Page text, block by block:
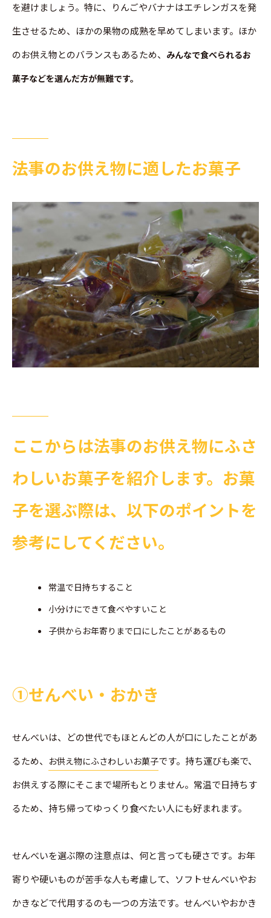
を避けましょう。特に、りんごやバナナはエチレンガスを発
生させるため、ほかの果物の成熟を早めてしまいます。ほか
のお供え物とのバランスもあるため、 みんなで食べられるお
菓子などを選んだ方が無難です。
法事のお供え物に適したお菓子
ここからは法事のお供え物にふさ
わしいお菓子を紹介します。お菓
子を選ぶ際は、以下のポイントを
参考にしてください。
常温で日持ちすること
小分けにできて食べやすいこと
子供からお年寄りまで口にしたことがあるもの
➀せんべい・おかき
せんべいは、どの世代でもほとんどの人が口にしたことがあ
るため、
お供え物にふさわしいお菓子です。持ち運びも楽で、
お供えする際にそこまで場所もとりません。常温で日持ちす
るため、持ち帰ってゆっくり食べたい人にも好まれます。
せんべいを選ぶ際の注意点は、何と言っても硬さです。お年
寄りや硬いものが苦手な人も考慮して、ソフトせんべいやお
かきなどで代用するのも一つの方法です。せんべいやおかき